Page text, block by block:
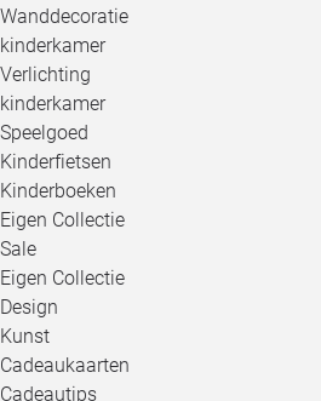
Wanddecoratie
kinderkamer
Verlichting
kinderkamer
Speelgoed
Kinderfietsen
Kinderboeken
Eigen Collectie
Sale
Eigen Collectie
Design
Kunst
Cadeaukaarten
Cadeautips